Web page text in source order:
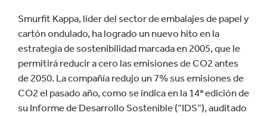
Smurfit Kappa, líder del sector de embalajes de papel y
cartón ondulado, ha logrado un nuevo hito en la
estrategia de sostenibilidad marcada en 2005, que le
permitirá reducir a cero las emisiones de CO2 antes
de 2050. La compañía redujo un 7% sus emisiones de
CO2 el pasado año, como se indica en la 14ª edición de
su Informe de Desarrollo Sostenible (“IDS”), auditado